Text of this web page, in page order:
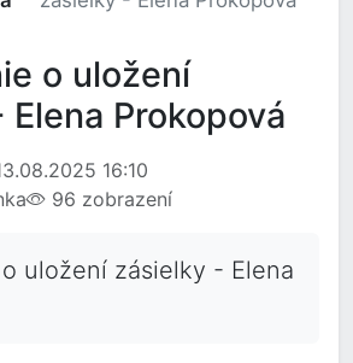
o uložení
Prokopová
16:10
96 zobrazení
uložení zásielky - Elena